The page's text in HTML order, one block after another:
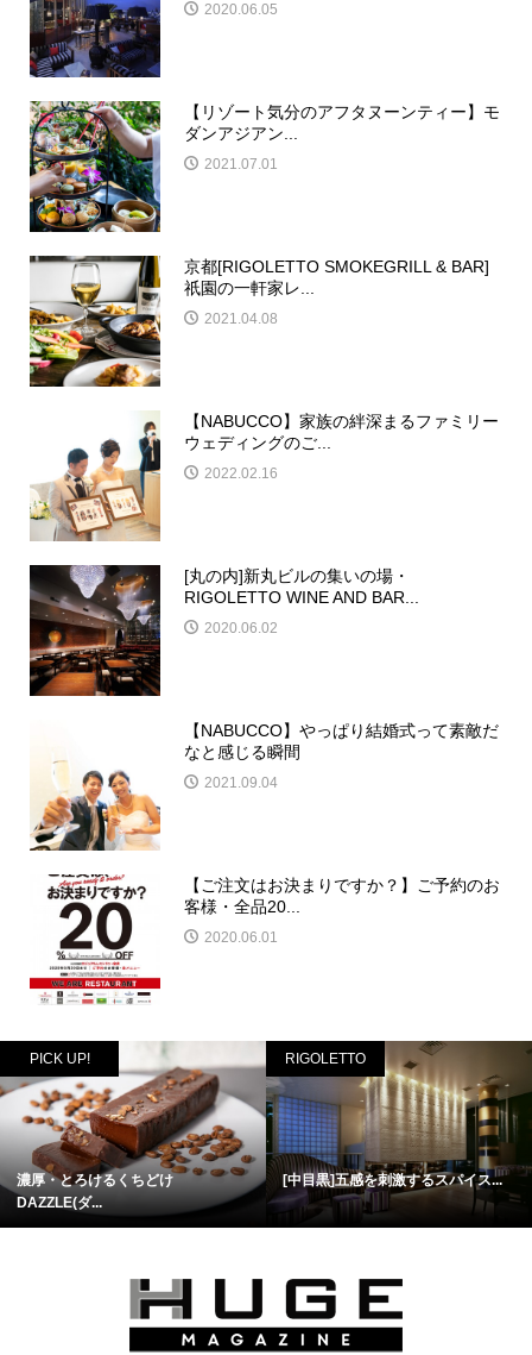
2020.06.05
【リゾート気分のアフタヌーンティー】モ
ダンアジアン...
2021.07.01
京都[RIGOLETTO SMOKEGRILL & BAR]
祇園の一軒家レ...
2021.04.08
【NABUCCO】家族の絆深まるファミリー
ウェディングのご...
2022.02.16
[丸の内]新丸ビルの集いの場・
RIGOLETTO WINE AND BAR...
2020.06.02
【NABUCCO】やっぱり結婚式って素敵だ
なと感じる瞬間
2021.09.04
【ご注文はお決まりですか？】ご予約のお
客様・全品20...
2020.06.01
PICK UP!
濃厚・とろけるくちどけ
DAZZLE(ダ...
RIGOLETTO
[中目黒]五感を刺激するスパイス...